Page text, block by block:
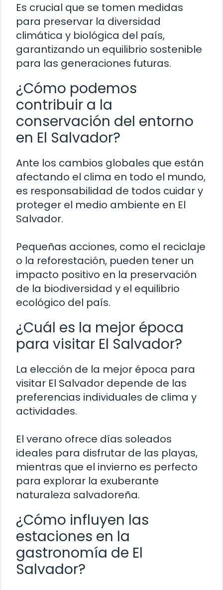
Es crucial que se tomen medidas
para preservar la diversidad
climática y biológica del país,
garantizando un equilibrio sostenible
para las generaciones futuras.
¿Cómo podemos
contribuir a la
conservación del entorno
en El Salvador?
Ante los cambios globales que están
afectando el clima en todo el mundo,
es responsabilidad de todos cuidar y
proteger el medio ambiente en El
Salvador.
Pequeñas acciones, como el reciclaje
o la reforestación, pueden tener un
impacto positivo en la preservación
de la biodiversidad y el equilibrio
ecológico del país.
¿Cuál es la mejor época
para visitar El Salvador?
La elección de la mejor época para
visitar El Salvador depende de las
preferencias individuales de clima y
actividades.
El verano ofrece días soleados
ideales para disfrutar de las playas,
mientras que el invierno es perfecto
para explorar la exuberante
naturaleza salvadoreña.
¿Cómo influyen las
estaciones en la
gastronomía de El
Salvador?